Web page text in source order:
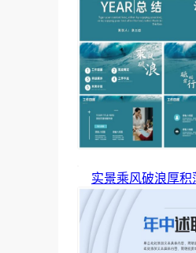
实景乘风破浪厚